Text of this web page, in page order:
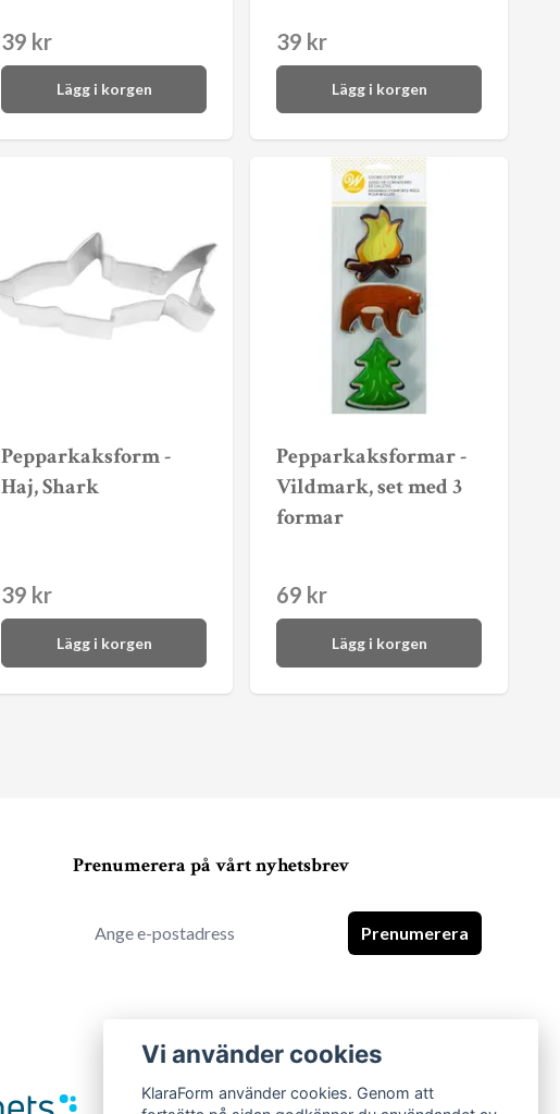
39 kr
Lägg i korgen
39 kr
Lägg i korgen
Pepparkaksform -
Haj, Shark
39 kr
Lägg i korgen
Pepparkaksformar -
Vildmark, set med 3
formar
69 kr
Lägg i korgen
Prenumerera på vårt nyhetsbrev
Prenumerera
Vi använder cookies
KlaraForm använder cookies. Genom att